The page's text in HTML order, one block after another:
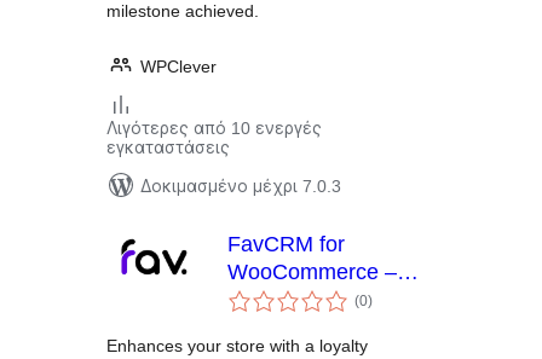
milestone achieved.
WPClever
Λιγότερες από 10 ενεργές
εγκαταστάσεις
Δοκιμασμένο μέχρι 7.0.3
FavCRM for
WooCommerce –
Member Point(0αξιολογήσεις
σύνολο
)
Enhances your store with a loyalty